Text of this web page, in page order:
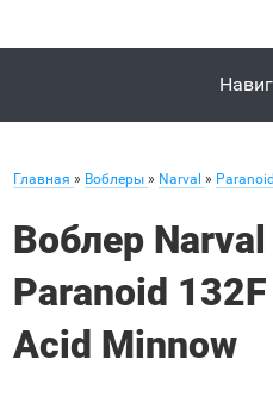
Главная » Воблеры » Narval » Paranoid
Воблер
Paranoid
Acid Minnow